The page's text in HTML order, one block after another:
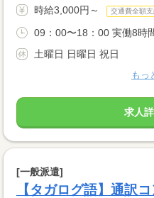
時給3,000円～ 交通費全額
09：00〜18：00 実働8時
土曜日 日曜日 祝日
もっ
求人
[一般派遣]
【タガログ語】通訳